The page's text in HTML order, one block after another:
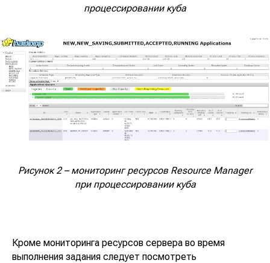
процессировании куба
Рисунок 2 – мониторинг ресурсов Resource Manager
при процессировании куба
Кроме мониторинга ресурсов сервера во время
выполнения задания следует посмотреть